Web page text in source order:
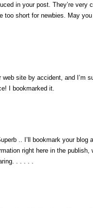
in your post. They’re very
too short for newbies. May
site by accident, and I’m
I bookmarked it.
.. I’ll bookmark your blog
right here in the publish,
. . . . .